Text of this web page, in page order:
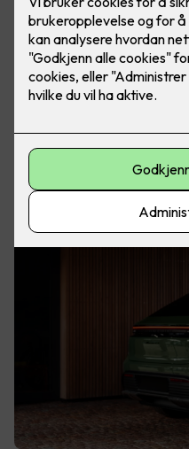
Elbil er kommet for å bli.